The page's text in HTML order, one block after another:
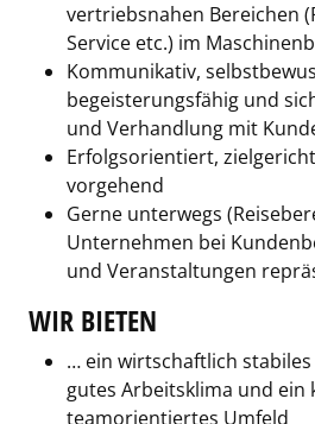
vertriebsnahen Bereichen
Service etc.) im
Kommunikativ,
begeisterungsfähig und
und Verhandlung mit
Erfolgsorientiert,
vorgehend
Gerne unterwegs
Unternehmen bei
und Veranstaltungen
WIR BIETEN
… ein wirtschaftlich
gutes Arbeitsklima und ein
teamorientiertes Umfeld